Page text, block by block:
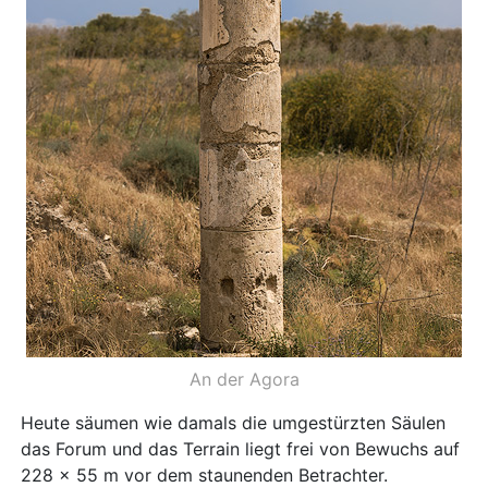
An der Agora
Heute säumen wie damals die umgestürzten Säulen
das Forum und das Terrain liegt frei von Bewuchs auf
228 x 55 m vor dem staunenden Betrachter.